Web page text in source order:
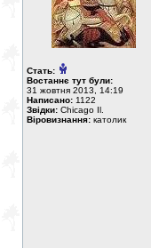
Стать:
Востаннє тут були:
31 жовтня 2013, 14:19
Написано: 1122
Звідки: Chicago Il.
Віровизнання: католик